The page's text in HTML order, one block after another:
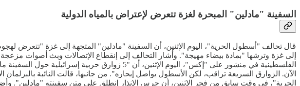
السفينة "مادلين" المبحرة لغزة تتعرض لإعتراض بالمياه الدولية
قال تحالف "أسطول الحرية"، اليوم الإثنين، أن السفينة "مادلين" المتجهة إلى غزة "تتعرض
إلى غزة وترشها "بمادة بيضاء مهيجة". وأشار التحالف إلى إنقطاع الإتصالات وبث أصوات
الفلسطينية في منشور على "إكس"، اليوم الإثنين،
الآن. الزوارق السريعة تراقب، لكن الأسطول يواصل إبحاره". من جانبها، قالت النائبة
الحرية"، في وقت سابق من فجر الإثنين، أن جرس الإنذار إنطلق على متن سفينته "مادلين".